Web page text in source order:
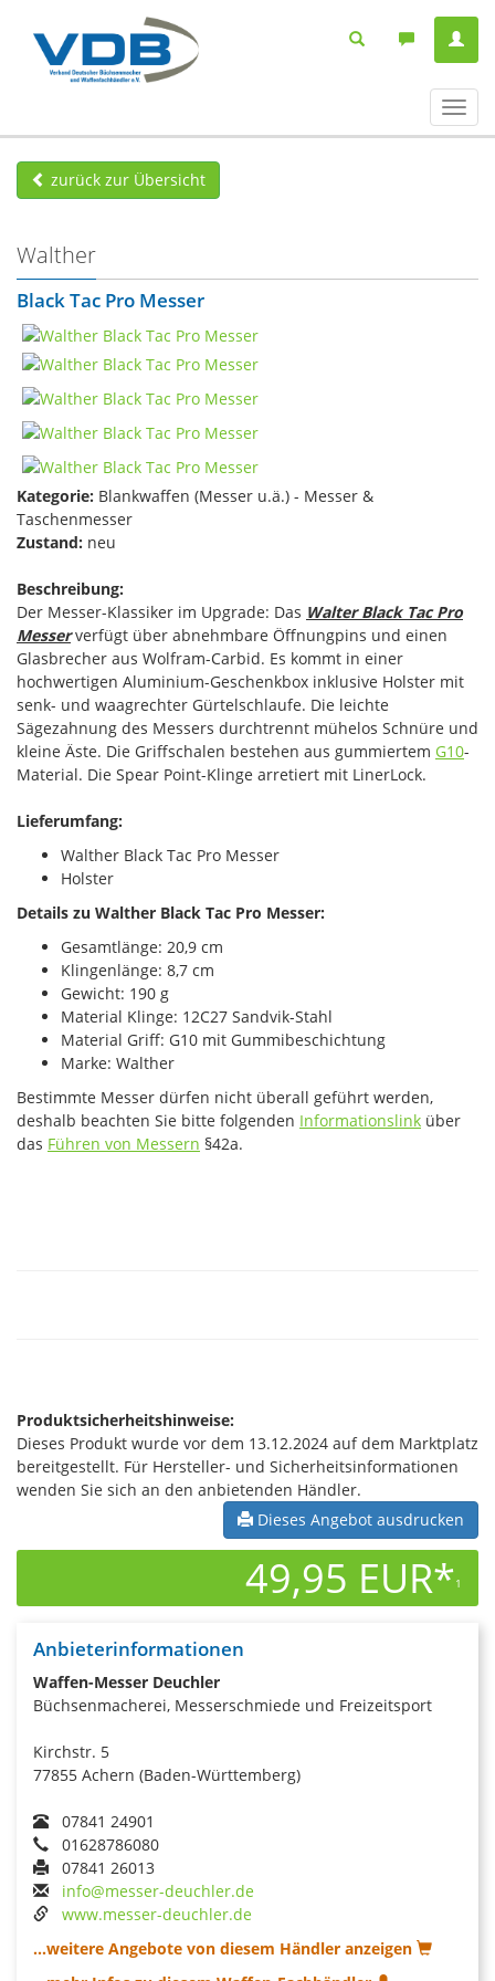
ein-/
zurück zur Übersicht
Walther
Black Tac Pro Messer
Kategorie: Blankwaffen (Messer u.ä.) - Messer &
Taschenmesser
Zustand: neu
Beschreibung:
Der Messer-Klassiker im Upgrade: Das Walter Black Tac Pro
Messerverfügt über abnehmbare Öffnungpins und einen
Glasbrecher aus Wolfram-Carbid. Es kommt in einer
hochwertigen Aluminium-Geschenkbox inklusive Holster mit
senk- und waagrechter Gürtelschlaufe. Die leichte
Sägezahnung des Messers durchtrennt mühelos Schnüre und
kleine Äste. Die Griffschalen bestehen aus gummiertem G10-
Material. Die Spear Point-Klinge arretiert mit LinerLock.
Lieferumfang:
Walther Black Tac Pro Messer
Holster
Details zu Walther Black Tac Pro Messer:
Gesamtlänge: 20,9 cm
Klingenlänge: 8,7 cm
Gewicht: 190 g
Material Klinge: 12C27 Sandvik-Stahl
Material Griff: G10 mit Gummibeschichtung
Marke: Walther
Bestimmte Messer dürfen nicht überall geführt werden,
deshalb beachten Sie bitte folgenden Informationslink über
das Führen von Messern §42a.
Produktsicherheitshinweise:
Dieses Produkt wurde vor dem 13.12.2024 auf dem Marktplatz
bereitgestellt. Für Hersteller- und Sicherheitsinformationen
wenden Sie sich an den anbietenden Händler.
Dieses Angebot ausdrucken
49,95 EUR*1
Anbieterinformationen
Waffen-Messer Deuchler
Büchsenmacherei, Messerschmiede und Freizeitsport
Kirchstr. 5
77855 Achern (Baden-Württemberg)
07841 24901
01628786080
07841 26013
info@messer-deuchler.de
www.messer-deuchler.de
...weitere Angebote von diesem Händler anzeigen